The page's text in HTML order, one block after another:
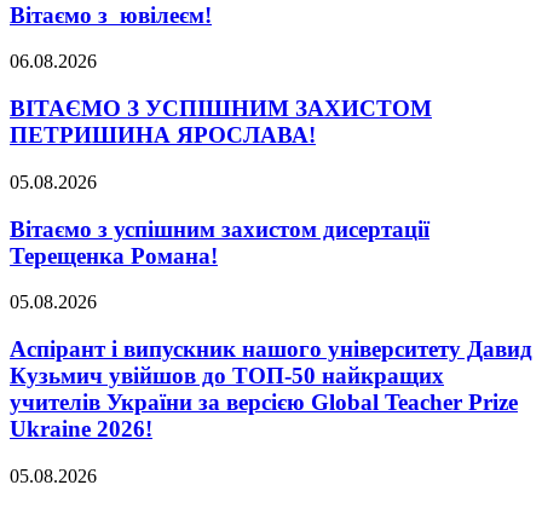
Вітаємо з ювілеєм!
06.08.2026
ВІТАЄМО З УСПІШНИМ ЗАХИСТОМ
ПЕТРИШИНА ЯРОСЛАВА!
05.08.2026
Вітаємо з успішним захистом дисертації
Терещенка Романа!
05.08.2026
Аспірант і випускник нашого університету Давид
Кузьмич увійшов до ТОП-50 найкращих
учителів України за версією Global Teacher Prize
Ukraine 2026!
05.08.2026